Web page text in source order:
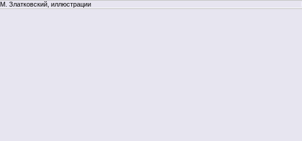
М. Златковский, иллюстрации